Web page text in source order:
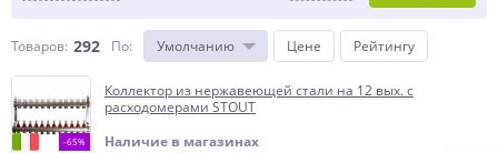
Товаров: 292 По: Умолчанию Цене Рейтингу
-65%
Коллектор из нержавеющей стали на 12 вых. с
расходомерами STOUT
Наличие в магазинах